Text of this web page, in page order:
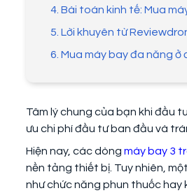
4. Bài toán kinh tế: Mua
5. Lời khuyên từ
6. Mua máy bay đa năng ở
Tâm lý chung của bạn khi đầu
ưu chi phí đầu tư ban đầu và
Hiện nay, các dòng máy bay 3
nền tảng thiết bị. Tuy nhiên,
như chức năng phun thuốc hay